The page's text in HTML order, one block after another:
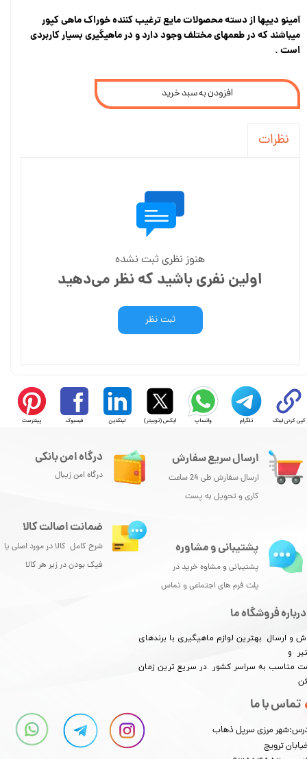
آمینو دیپها از دسته محصولات مایع ترغیب کننده خوراک ماهی کپور
میباشند که در طعمهای مختلف وجود دارد و در ماهیگیری بسیار کاربردی
است .
افزودن به سبد خرید
نظرات
هنوز نظری ثبت نشده
اولین نفری باشید که نظر می‌دهید
ثبت نظر
کپی کردن لینک تلگرام واتساپ ایکس (توییتر) لینکدین فیسبوک پینترست
ارسال سریع سفارش
ارسال سفارش طی 24 ساعت
کاری و تحویل به پست
درباره فروشگاه ما
و ارسال بهترین لوازم ماهیگیری با برندهای
و
مناسب به سراسر کشور در سریع ترین زمان
تماس با ما
مرزی سرپل ذهاب
ترویج
درگاه امن بانکی
درگاه امن زیبال
پشتیبانی و مشاوره
پشتیبانی و مشاوه خرید در
پلت فرم های اجتماعی و تماس
ضمانت اصالت کالا
شرح کامل کالا در مورد اصلی یا
فیک بودن در زیر هر کالا